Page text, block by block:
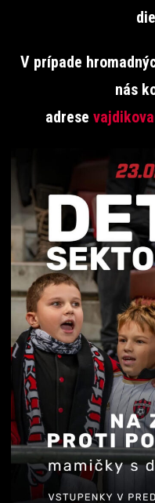
V prípade
nás
adrese